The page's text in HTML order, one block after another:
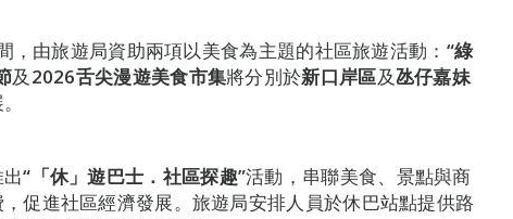
，由旅遊局資助兩項以美食為主題的社區旅遊活動： “綠
及 2026舌尖漫遊美食市集將分別於新口岸區及氹仔嘉妹
“ 「休」遊巴士．社區探趣”活動，串聯美食、景點與商
促進社區經濟發展。旅遊局安排人員於休巴站點提供路